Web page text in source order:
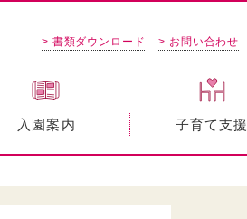
> 書類ダウンロード > お問い合わせ
入園案内 子育て支援